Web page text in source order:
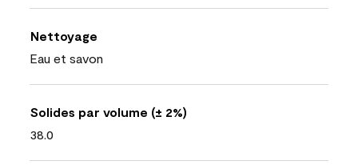
Nettoyage
Eau et savon
Solides par volume (± 2%)
38.0